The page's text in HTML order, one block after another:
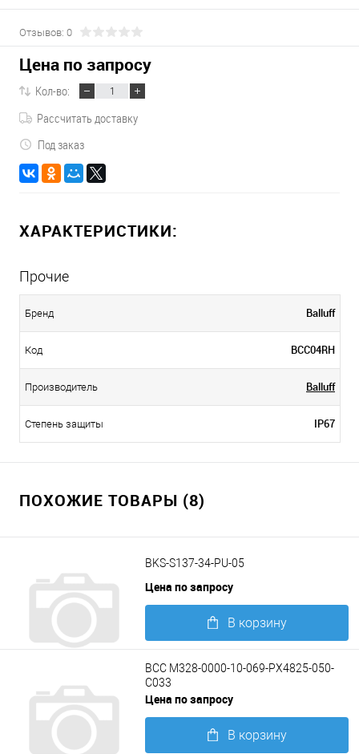
Отзывов: 0
Цена по запросу
Кол-во:
Рассчитать доставку
Под заказ
ХАРАКТЕРИСТИКИ:
Прочие
Бренд Balluff
Код BCC04RH
Производитель Balluff
Степень защиты IP67
ПОХОЖИЕ ТОВАРЫ (8)
BKS-S137-34-PU-05
Цена по запросу
В корзину
Подробнее
BCC M328-0000-10-069-PX4825-050-
C033
Цена по запросу
В корзину